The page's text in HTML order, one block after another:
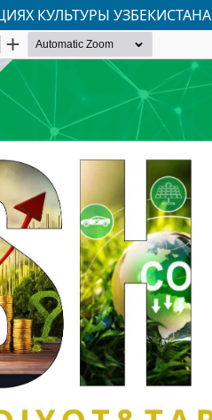
КУЛЬТУРЫ УЗБЕКИСТАНА